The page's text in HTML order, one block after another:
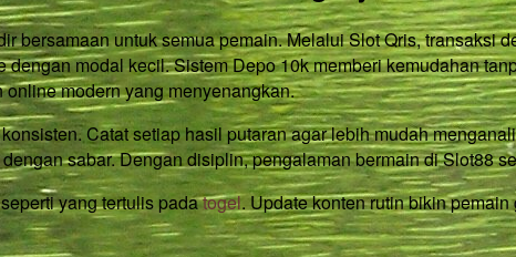
bersamaan untuk semua pemain. Melalui Slot Qris, transaksi
modal kecil. Sistem Depo 10k memberi kemudahan
modern yang menyenangkan.
Catat setiap hasil putaran agar lebih mudah
sabar. Dengan disiplin, pengalaman bermain di Slot88
yang tertulis padatogel. Update konten rutin bikin